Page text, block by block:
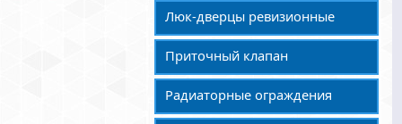
Люк-дверцы ревизионные
Приточный клапан
Радиаторные ограждения